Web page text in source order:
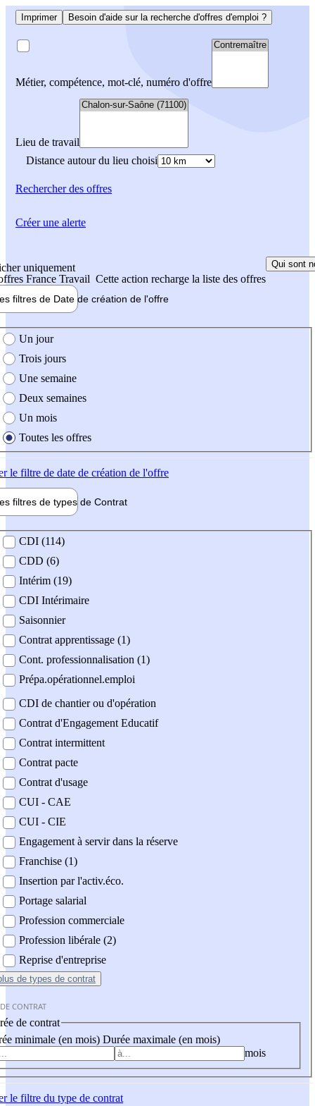
Imprimer Besoin d'aide sur la recherche d'offres d'emploi ?
Métier, compétence, mot-clé, numéro d'offre
Lieu de travail
Distance autour du lieu choisi
Rechercherdes offres
uniquement
France Travail Cette action recharge la liste des offres
Qui sont
filtres de Date de création de l'offre
création de l'offre
Un jour
Trois jours
Une semaine
Deux semaines
Un mois
Toutes les offres
le filtre de date de création de l'offre
filtres de types de Contrat
contrat
CDI (114)
CDD (6)
Intérim (19)
CDI Intérimaire
Saisonnier
Contrat apprentissage (1)
Cont. professionnalisation (1)
Prépa.opérationnel.emploi
CDI de chantier ou d'opération
Contrat d'Engagement Educatif
Contrat intermittent
Contrat pacte
Contrat d'usage
CUI - CAE
CUI - CIE
Engagement à servir dans la réserve
Franchise (1)
Insertion par l'activ.éco.
Portage salarial
Profession commerciale
Profession libérale (2)
Reprise d'entreprise
de types de contrat
CONTRAT
de contrat
minimale (en mois) Durée maximale (en mois)
mois
le filtre du type de contrat
Créer une alerte